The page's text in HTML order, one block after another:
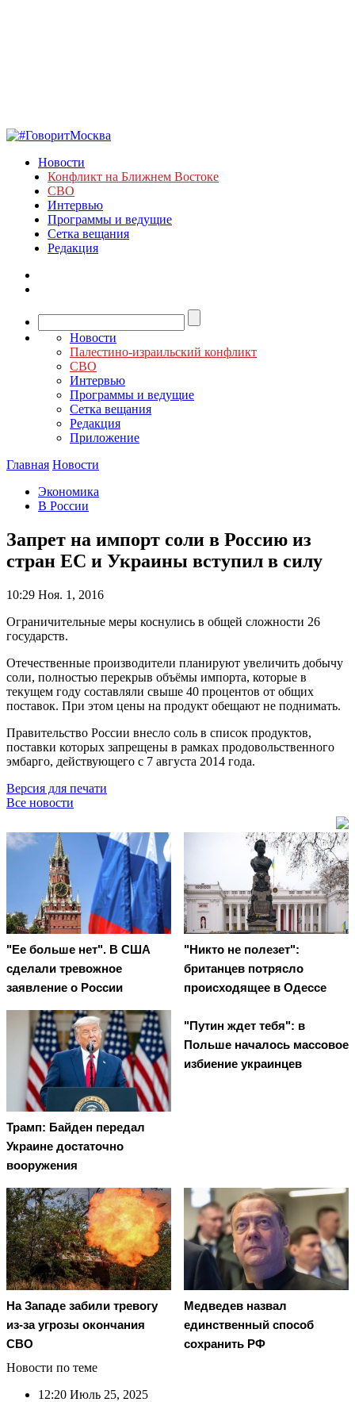
Новости
Конфликт на Ближнем Востоке
СВО
Интервью
Программы и ведущие
Сетка вещания
Редакция
Новости
Палестино-израильский конфликт
СВО
Интервью
Программы и ведущие
Сетка вещания
Редакция
Приложение
Главная Новости
Экономика
В России
Запрет на импорт соли в Россию из
стран ЕС и Украины вступил в силу
10:29 Ноя. 1, 2016
Ограничительные меры коснулись в общей сложности 26
государств.
Отечественные производители планируют увеличить добычу
соли, полностью перекрыв объёмы импорта, которые в
текущем году составляли свыше 40 процентов от общих
поставок. При этом цены на продукт обещают не поднимать.
Правительство России внесло соль в список продуктов,
поставки которых запрещены в рамках продовольственного
эмбарго, действующего с 7 августа 2014 года.
Версия для печати
Все новости
"Ее больше нет". В США
сделали тревожное
заявление о России
"Никто не полезет":
британцев потрясло
происходящее в Одессе
Трамп: Байден передал
Украине достаточно
вооружения
"Путин ждет тебя": в
Польше началось массовое
избиение украинцев
На Западе забили тревогу
из-за угрозы окончания
СВО
Медведев назвал
единственный способ
сохранить РФ
Новости по теме
12:20 Июль 25, 2025